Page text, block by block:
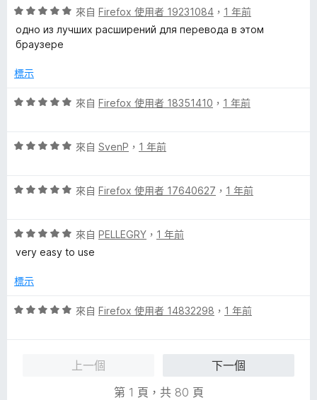
分
5
分
分
，
滿
5
評
價
5
，
分
來自 Firefox 使用者 19231084 ， 1 年前
одно из лучших расширений для перевода в этом
браузере
標示
評
分
分
來自 Firefox 使用者 18351410 ， 1 年前
評
分
分
5
來自 SvenP ， 1 年前
評
分
，
分
分
來自 Firefox 使用者 17640627 ， 1 年前
評
價
分
滿
來自 PELLEGRY ， 1 年前
very easy to use
標示
評
來自 Firefox 使用者 14832298 ， 1 年前
上一個
下一個
第 1 頁，共 80 頁